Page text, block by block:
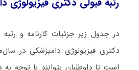
در جدول زیر جزئیات کارنامه و رتبه
دکتری ﻓﻴﺰﻳﻮﻟﻮژی دامپزشکی در
است تا داوطلبان بتوانند با توجه